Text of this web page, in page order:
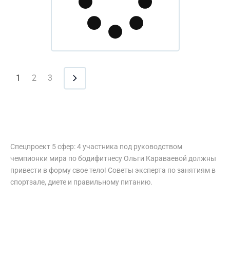
1 2 3
Спецпроект 5 сфер: 4 участника под руководством
чемпионки мира по бодифитнесу Ольги Караваевой должны
привести в форму свое тело! Советы эксперта по занятиям в
спортзале, диете и правильному питанию.